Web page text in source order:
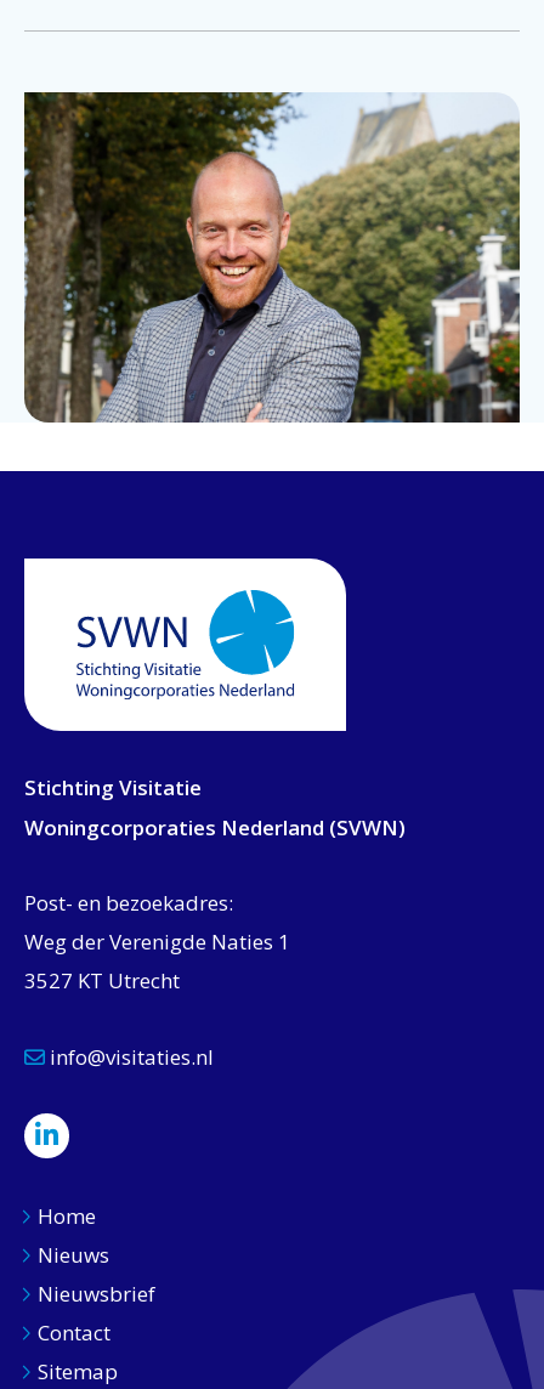
Stichting Visitatie
Woningcorporaties Nederland (SVWN)
Post- en bezoekadres:
Weg der Verenigde Naties 1
3527 KT Utrecht
info@visitaties.nl
Home
Nieuws
Nieuwsbrief
Contact
Sitemap